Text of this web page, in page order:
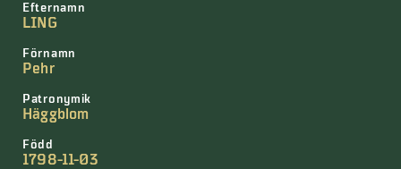
Efternamn
LING
Förnamn
Pehr
Patronymik
Häggblom
Född
1798-11-03